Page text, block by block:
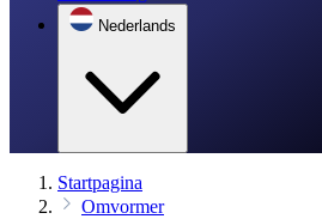
Nederlands
Startpagina
Omvormer